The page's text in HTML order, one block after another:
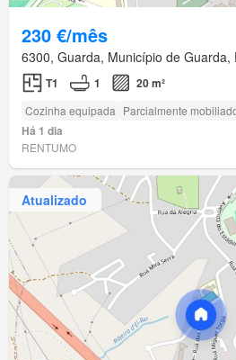
230 €/mês
6300, Guarda, Município de Guarda,
T1 1 20 m²
Cozinha equipada Parcialmente
Há 1 dia
RENTUMO
Atualizado